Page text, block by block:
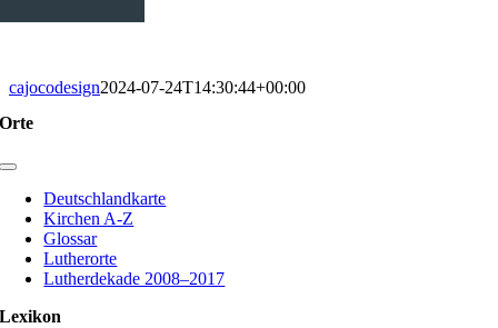
cajocodesign2024-07-24T14:30:44+00:00
Orte
Toggle
NavigationDeutschlandkarte
Kirchen A-Z
Glossar
Lutherorte
Lutherdekade 2008–2017
Lexikon